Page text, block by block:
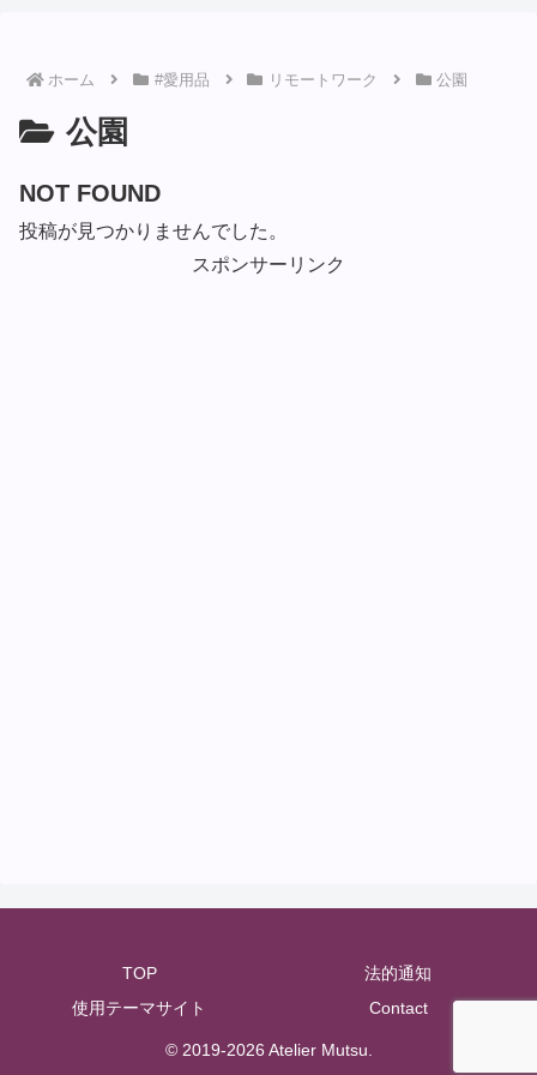
ホーム #愛用品 リモートワーク 公園
公園
NOT FOUND
投稿が見つかりませんでした。
スポンサーリンク
TOP
法的通知
使用テーマサイト
Contact
© 2019-2026 Atelier Mutsu.